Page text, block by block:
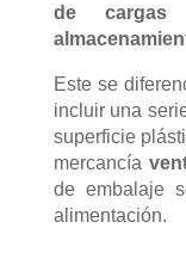
de cargas
Este se
incluir una
superficie
mercancía
de embalaje
alimentación.